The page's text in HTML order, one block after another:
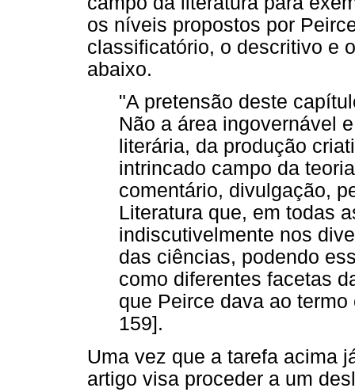
os níveis propostos por
classificatório, o descritivo e
abaixo.
"A pretensão deste
Não a área ingovernável
literária, da produção
intrincado campo da
comentário, divulgação,
Literatura que, em todas
indiscutivelmente nos
das ciências, podendo
como diferentes facetas
que Peirce dava ao
159].
Uma vez que a tarefa acima
artigo visa proceder a um